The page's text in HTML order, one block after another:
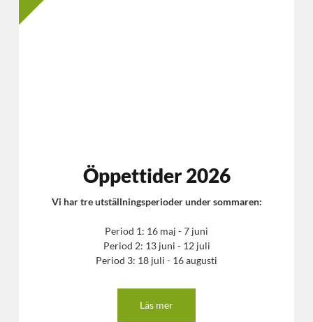
Öppettider 2026
Vi har tre utställningsperioder under sommaren:
Period 1: 16 maj - 7 juni
Period 2: 13 juni - 12 juli
Period 3: 18 juli - 16 augusti
Läs mer